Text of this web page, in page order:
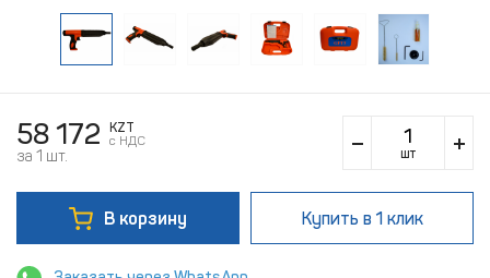
58 172
KZT
c НДС
за 1 шт. шт
В корзину Купить в 1 клик